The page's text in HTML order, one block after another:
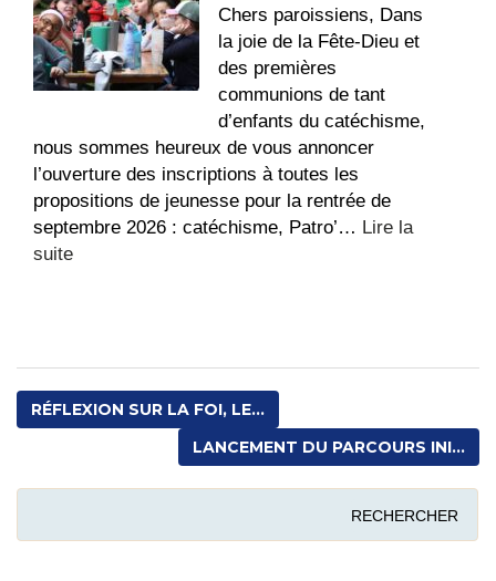
pour
les
futurs
5ème
Chers paroissiens, Dans
la joie de la Fête-Dieu et
des premières
communions de tant
d’enfants du catéchisme,
nous sommes heureux de vous annoncer
l’ouverture des inscriptions à toutes les
propositions de jeunesse pour la rentrée de
septembre 2026 : catéchisme, Patro’… Lire la
suite:
la
JEUNESSE
RÉFLEXION SUR LA FOI, LE...
LANCEMENT DU PARCOURS INI...